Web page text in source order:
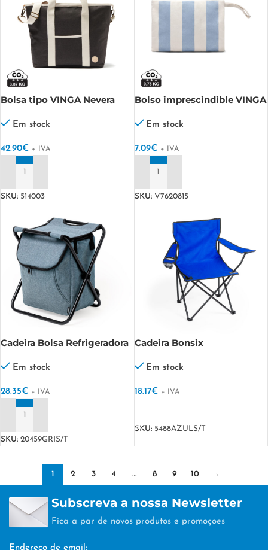
Bolsa tipo VINGA Nevera
Em stock
42.90€ + IVA
SKU: 514003
Bolso imprescindible VINGA
Em stock
7.09€ + IVA
SKU: V7620815
Cadeira Bolsa Refrigeradora
Em stock
28.35€ + IVA
SKU: 20459GRIS/T
Cadeira Bonsix
Em stock
18.17€ + IVA
SKU: 5488AZULS/T
1 2 3 4 … 8 9 10 →
Subscreva a nossa Newsletter
Fica a par de novos produtos e promoçoes
Endereço de email: